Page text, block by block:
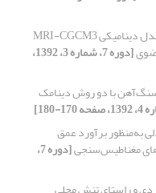
پس‌پردازش برون‌داد مدل دینامیکی MRI-CGCM3
[دوره 7، شماره 3، 1392،
سنگ‌آهن با دو روش دینامک
به‌‌منظور برآورد عمق
مغناطیس‌سنجی [دوره 7،